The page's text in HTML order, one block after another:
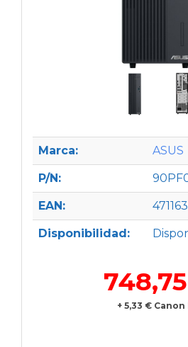
Marca: ASUS
P/N:
EAN:
Disponibilidad:
+ 5,33 €